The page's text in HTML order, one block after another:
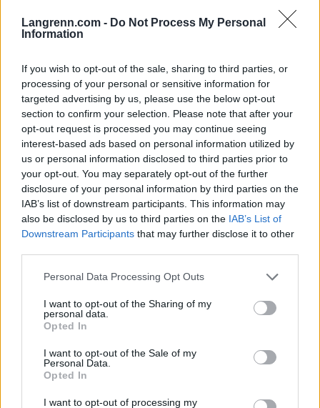
Langrenn.com - Do Not Process My Personal
Information
If you wish to opt-out of the sale, sharing to third parties, or
processing of your personal or sensitive information for
targeted advertising by us, please use the below opt-out
section to confirm your selection. Please note that after your
opt-out request is processed you may continue seeing
interest-based ads based on personal information utilized by
us or personal information disclosed to third parties prior to
your opt-out. You may separately opt-out of the further
disclosure of your personal information by third parties on the
IAB’s list of downstream participants. This information may
also be disclosed by us to third parties on the IAB’s List of
Downstream Participants that may further disclose it to other
Please note that this website/app uses one or more Google
not limited to your visit or usage behaviour. You may click to
grant or deny consent to Google and its third-party tags to
use your data for below specified purposes in below Google
consent section.
Personal Data Processing Opt Outs
I want to opt-out of the Sharing of my
personal data.
Opted In
I want to opt-out of the Sale of my
Personal Data.
Opted In
I want to opt-out of processing my
Petter
Northu
NOR
06.01.
Leopol
Strand
NOR M
17.03.
2007
#628
Even
Northu
NOR M
26.09.
1995
#1236
Alessia
De Zolt
ITA W
10.11.
1999
#5456
Kamill
Lukkar
NOR W
1994
#
Katrin
e Seim
NOR #